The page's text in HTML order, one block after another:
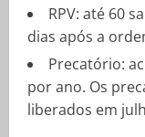
RPV: até 60
dias após a
Precatório:
por ano. Os
liberados em